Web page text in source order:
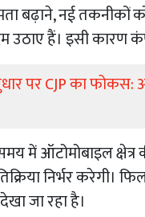
बढ़ाने, नई तकनीकों
उठाए हैं। इसी कारण
पर CJP का
में ऑटोमोबाइल क्षेत्र
निर्भर करेगी।
जा रहा है।